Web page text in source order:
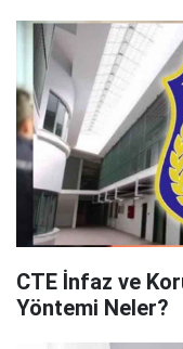
CTE İnfaz ve
Yöntemi Neler?